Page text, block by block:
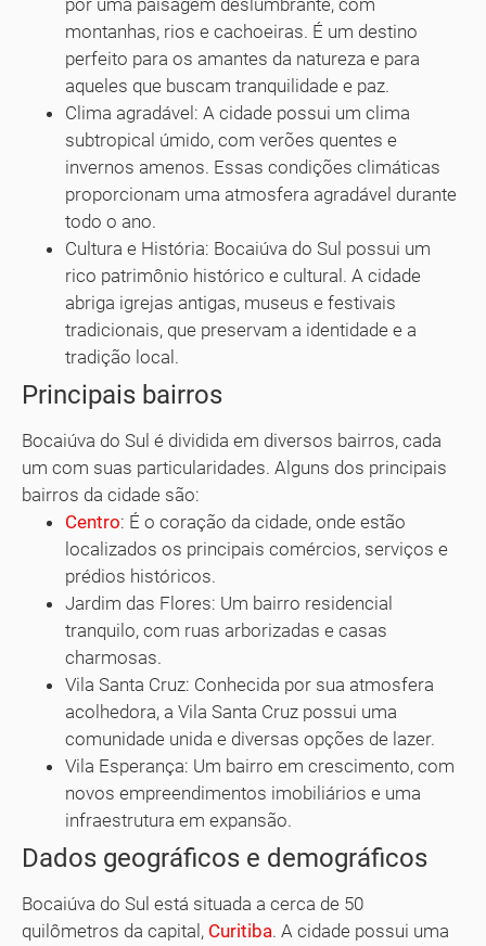
por uma paisagem deslumbrante, com
montanhas, rios e cachoeiras. É um destino
perfeito para os amantes da natureza e para
aqueles que buscam tranquilidade e paz.
Clima agradável: A cidade possui um clima
subtropical úmido, com verões quentes e
invernos amenos. Essas condições climáticas
proporcionam uma atmosfera agradável durante
todo o ano.
Cultura e História: Bocaiúva do Sul possui um
rico patrimônio histórico e cultural. A cidade
abriga igrejas antigas, museus e festivais
tradicionais, que preservam a identidade e a
tradição local.
Principais bairros
Bocaiúva do Sul é dividida em diversos bairros, cada
um com suas particularidades. Alguns dos principais
bairros da cidade são:
Centro: É o coração da cidade, onde estão
localizados os principais comércios, serviços e
prédios históricos.
Jardim das Flores: Um bairro residencial
tranquilo, com ruas arborizadas e casas
charmosas.
Vila Santa Cruz: Conhecida por sua atmosfera
acolhedora, a Vila Santa Cruz possui uma
comunidade unida e diversas opções de lazer.
Vila Esperança: Um bairro em crescimento, com
novos empreendimentos imobiliários e uma
infraestrutura em expansão.
Dados geográficos e demográficos
Bocaiúva do Sul está situada a cerca de 50
quilômetros da capital, Curitiba. A cidade possui uma